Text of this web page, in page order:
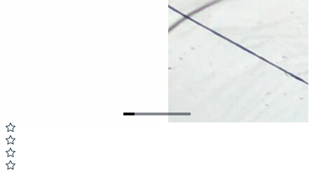
Item
1
of
6